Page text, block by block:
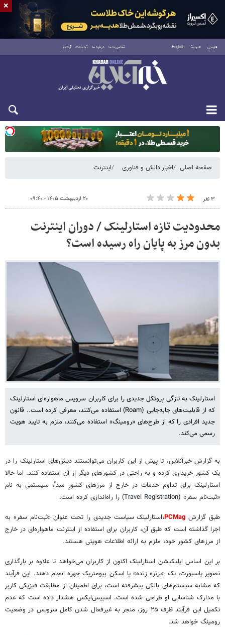
فارسی العربية English تماس با ما درباره ما تبلیغات آرشیو
یکشنبه ۱۸ مرداد ۱۴۰۵
صفحه اصلی اخبار دانش و فناوری اینترنت
۳ نفر ۲۰ اردیبهشت ۱۴۰۵ - ۰۹:۴۰
محدودیت تازه استارلینک / دوران اینترنت
بدون مرز به پایان راه رسیده است؟
استارلینک به تازگی پروتکل جدیدی را برای کاربران سرویس ماهواره‌ای استارلینک
که از قابلیت‌های جابه‌جایی (Roam) استفاده می‌کنند، معرفی کرده است.. قانون
جدید افرادی را که از طرح‌های «رومینگ» استفاده می‌کنند، ملزم به تایید هویت
رسمی می‌کند.
به گزارش خبرآنلاین، تا پیش از این کاربران می‌توانستند دیش‌های استارلینک را در
یک کشور خریداری کرده و به راحتی در کشورهای دیگر از آن استفاده کنند. اما حالا
استارلینک برای تداوم خدمات در خارج از مرزهای کشورِ مبدأ، سیستمی به نام
«ثبت‌نام سفر» (Travel Registration) را راه‌اندازی کرده است.
طبق گزارش PCMag،استارلینک سیاست جدیدی را تحت عنوان «ثبت‌نام سفر» به
اجرا گذاشته است که طبق آن، کاربران برای استفاده از اینترنت ماهواره‌ای در خارج
از مرزهای کشور خود، ملزم به ارائه اطلاعات هویتی هستند.
بر این اساس اپلیکیشن استارلینک اکنون از کاربران می‌خواهد تا علاوه بر بارگذاری
تصویر پاسپورت، یک «پرتره زنده» یا اسکن بیومتریک چهره انجام دهند. این فرآیند
که مشابه سیستم‌های بانکی پیشرفته است، برای اطمینان از مطابقت فیزیکی کاربر
با مدارک شناسایی او طراحی شده است. اسپیس‌ایکس هشدار داده است که عدم
تکمیل این فرآیند ظرف ۲۵ روز، منجر به غیرفعال شدن کامل سرویس در وضعیت
رومینگ خواهد شد.
×